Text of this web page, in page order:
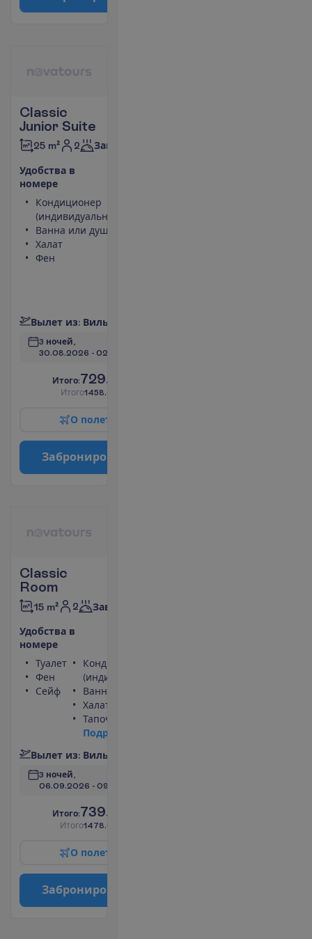
Classic
Junior Suite
25 m² 2 Завтраки
Удобства в
номере
Кондиционер
(индивидуальный)
Ванна или душ
Халат
Фен
Вылет из: Виль
3 ночей,
30.08.2026 - 02.09.2026
Итого:729.00
Итого1458.00
О полет
Заброниро
Classic
Room
15 m² 2 Завтраки
Удобства в
номере
Туалет
Фен
Сейф
Кондиционер
(индивидуальный)
Ванна или душ
Халат
Тапочки
Подр
Вылет из: Виль
3 ночей,
06.09.2026 - 09.09.2026
И того:739.00
Итого1478.00
О полет
Заброниро